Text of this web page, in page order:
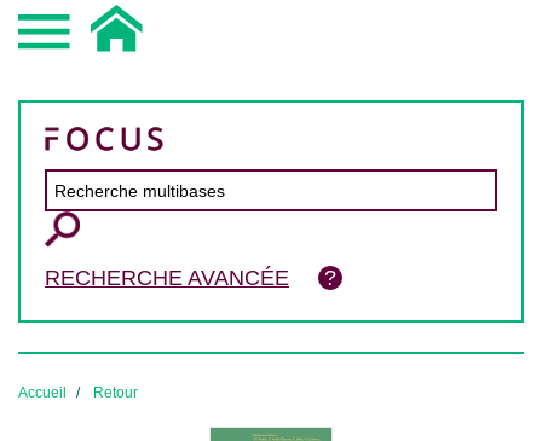
RECHERCHE AVANCÉE
Accueil Retour